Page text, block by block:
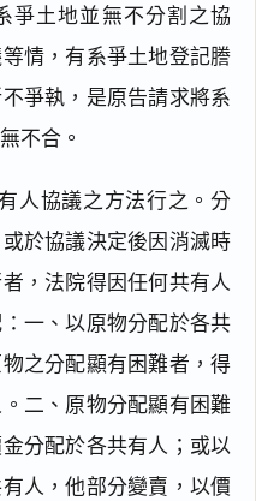
爭土地並無不分割之協
情，有系爭土地登記謄
爭執，是原告請求將系
不合。
人協議之方法行之。分
於協議決定後因消滅時
，法院得因任何共有人
一、以原物分配於各共
之分配顯有困難者，得
二、原物分配顯有困難
分配於各共有人；或以
人，他部分變賣，以價